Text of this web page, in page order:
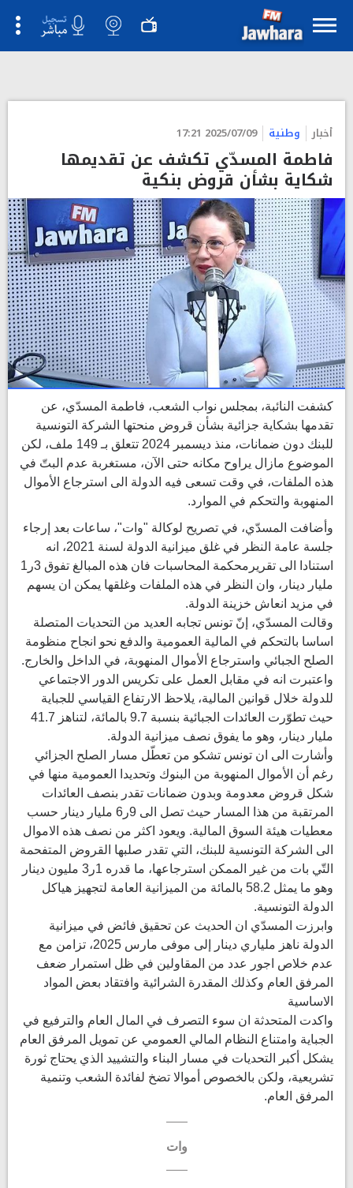
أخبار وطنية 2025/07/09 17:21
فاطمة المسدّي تكشف عن تقديمها
شكاية بشأن قروض بنكية
كشفت النائبة، بمجلس نواب الشعب، فاطمة المسدّي، عن
تقدمها بشكاية جزائية بشأن قروض منحتها الشركة التونسية
للبنك دون ضمانات، منذ ديسمبر 2024 تتعلق بـ 149 ملف، لكن
الموضوع مازال يراوح مكانه حتى الآن، مستغربة عدم البتّ في
هذه الملفات، في وقت تسعى فيه الدولة الى استرجاع الأموال
المنهوبة والتحكم في الموارد.
وأضافت المسدّي، في تصريح لوكالة "وات"، ساعات بعد إرجاء
جلسة عامة النظر في غلق ميزانية الدولة لسنة 2021، انه
استنادا الى تقريرمحكمة المحاسبات فان هذه المبالغ تفوق 3ر1
مليار دينار، وان النظر في هذه الملفات وغلقها يمكن ان يسهم
في مزيد انعاش خزينة الدولة.
وقالت المسدّي، إنّ تونس تجابه العديد من التحديات المتصلة
اساسا بالتحكم في المالية العمومية والدفع نحو انجاح منظومة
الصلح الجبائي واسترجاع الأموال المنهوبة، في الداخل والخارج.
واعتبرت انه في مقابل العمل على تكريس الدور الاجتماعي
للدولة خلال قوانين المالية، يلاحظ الارتفاع القياسي للجباية
حيث تطوّرت العائدات الجبائية بنسبة 9.7 بالمائة، لتناهز 41.7
مليار دينار، وهو ما يفوق نصف ميزانية الدولة.
وأشارت الى ان تونس تشكو من تعطّل مسار الصلح الجزائي
رغم أن الأموال المنهوبة من البنوك وتحديدا العمومية منها في
شكل قروض معدومة وبدون ضمانات تقدر بنصف العائدات
المرتقبة من هذا المسار حيث تصل الى 9ر6 مليار دينار حسب
معطيات هيئة السوق المالية. ويعود اكثر من نصف هذه الاموال
الى الشركة التونسية للبنك، التي تقدر صلبها القروض المتفحمة
التّي بات من غير الممكن استرجاعها، ما قدره 1ر3 مليون دينار
وهو ما يمثل 58.2 بالمائة من الميزانية العامة لتجهيز هياكل
الدولة التونسية.
وابرزت المسدّي ان الحديث عن تحقيق فائض في ميزانية
الدولة ناهز ملياري دينار إلى موفى مارس 2025، تزامن مع
عدم خلاص اجور عدد من المقاولين في ظل استمرار ضعف
المرفق العام وكذلك المقدرة الشرائية وافتقاد بعض المواد
الاساسية
واكدت المتحدثة ان سوء التصرف في المال العام والترفيع في
الجباية وامتناع النظام المالي العمومي عن تمويل المرفق العام
يشكل أكبر التحديات في مسار البناء والتشييد الذي يحتاج ثورة
تشريعية، ولكن بالخصوص أموالا تضخ لفائدة الشعب وتنمية
المرفق العام.
وات